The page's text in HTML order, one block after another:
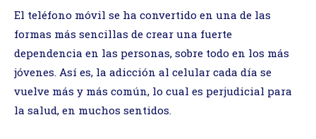
El teléfono móvil se ha convertido en una de las
formas más sencillas de crear una fuerte
dependencia en las personas, sobre todo en los más
jóvenes. Así es, la adicción al celular cada día se
vuelve más y más común, lo cual es perjudicial para
la salud, en muchos sentidos.